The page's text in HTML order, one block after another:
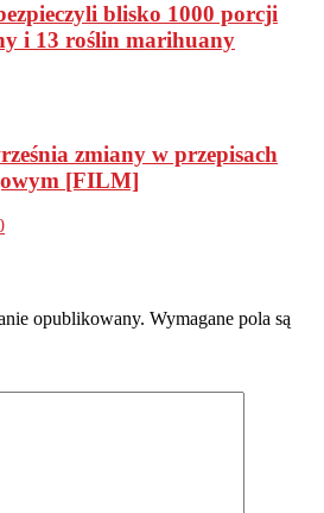
blisko 1000 porcji
i 13 roślin marihuany
zmiany w przepisach
[FILM]
opublikowany. Wymagane pola są